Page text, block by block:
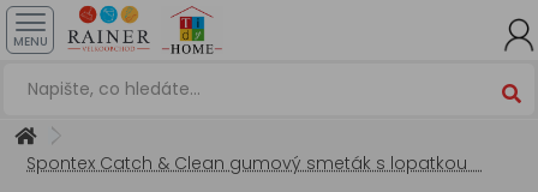
MENU
Spontex Catch & Clean gumový smeták s lopatkou